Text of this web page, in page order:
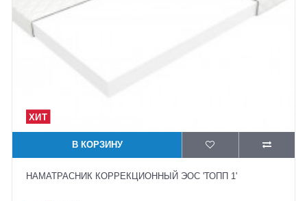
В КОРЗИНУ
НАМАТРАСНИК КОРРЕКЦИОННЫЙ ЭОС 'ТОПП 1'